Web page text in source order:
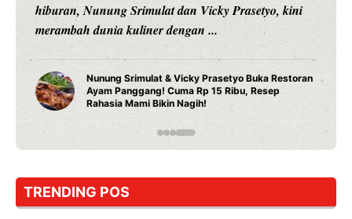
hiburan, Nunung Srimulat dan Vicky Prasetyo, kini
merambah dunia kuliner dengan ...
Nunung Srimulat & Vicky Prasetyo Buka Restoran
Ayam Panggang! Cuma Rp 15 Ribu, Resep
Rahasia Mami Bikin Nagih!
TRENDING POS